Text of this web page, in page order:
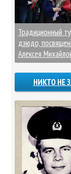
Традиционный
дзюдо,
Алексея
НИКТО НЕ